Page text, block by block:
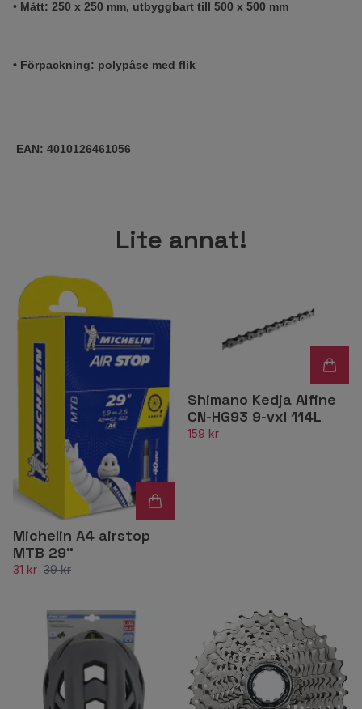
• Mått: 250 x 250 mm, utbyggbart till 500 x 500 mm
• Förpackning: polypåse med flik
EAN: 4010126461056
Lite annat!
Michelin A4 airstop
MTB 29"
31 kr 39 kr
Shimano Kedja Alfine
CN-HG93 9-vxl 114L
159 kr